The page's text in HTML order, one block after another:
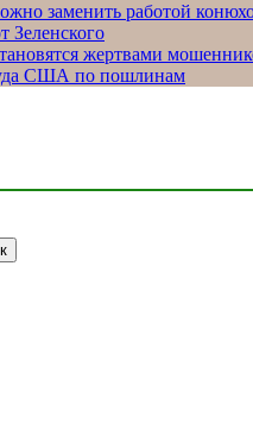
заменить работой
Зеленского
жертвами
США по пошлинам